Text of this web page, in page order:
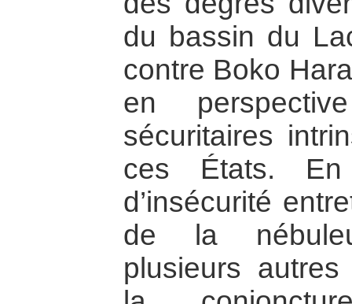
du bassin du
contre Boko
en
sécuritaires
ces États.
d’insécurité
de la
plusieurs